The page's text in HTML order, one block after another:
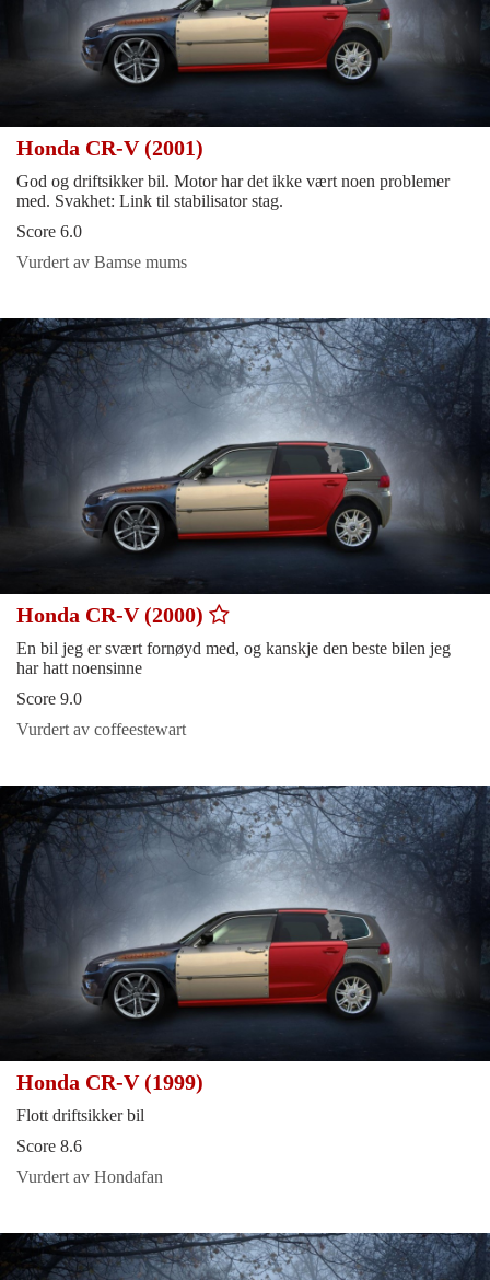
Honda CR-V (2001)
God og driftsikker bil. Motor har det ikke vært noen problemer
med. Svakhet: Link til stabilisator stag.
Score 6.0
Vurdert av Bamse mums
Honda CR-V (2000)
En bil jeg er svært fornøyd med, og kanskje den beste bilen jeg
har hatt noensinne
Score 9.0
Vurdert av coffeestewart
Honda CR-V (1999)
Flott driftsikker bil
Score 8.6
Vurdert av Hondafan